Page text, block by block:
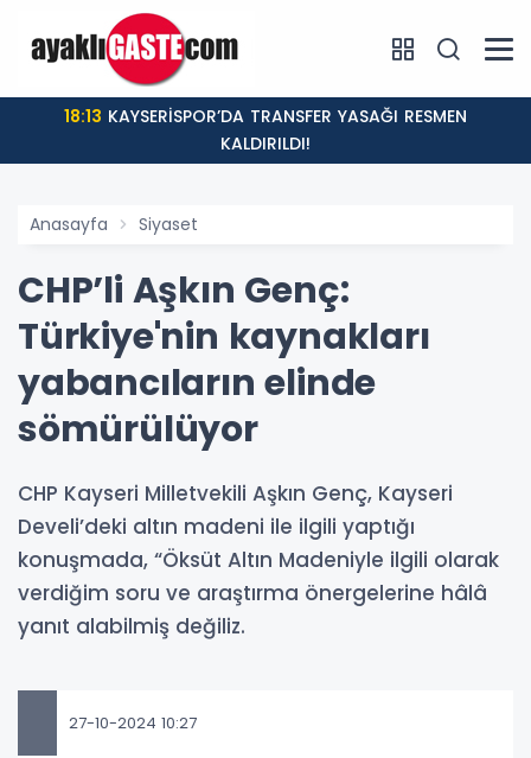
18:13
KALDIRILDI!
Anasayfa Siyaset
CHP’li Aşkın Genç:
Türkiye'nin kaynakları
yabancıların elinde
sömürülüyor
CHP Kayseri Milletvekili Aşkın Genç, Kayseri
Develi’deki altın madeni ile ilgili yaptığı
konuşmada, “Öksüt Altın Madeniyle ilgili olarak
verdiğim soru ve araştırma önergelerine hâlâ
yanıt alabilmiş değiliz.
27-10-2024 10:27